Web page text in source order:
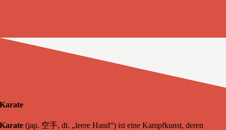
Karate
Karate (jap. 空手, dt. „leere Hand“) ist eine Kampfkunst, deren